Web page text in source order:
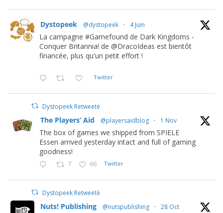
Dystopeek @dystopeek · 4 Juin
La campagne #Gamefound de Dark Kingdoms -
Conquer Britannia! de @DracoIdeas est bientôt
financée, plus qu'un petit effort !
Twitter
Dystopeek Retweeté
The Players’ Aid @playersaidblog · 1 Nov
The box of games we shipped from SPIELE
Essen arrived yesterday intact and full of gaming
goodness!
7 66 Twitter
Dystopeek Retweeté
Nuts! Publishing @nutspublishing · 28 Oct